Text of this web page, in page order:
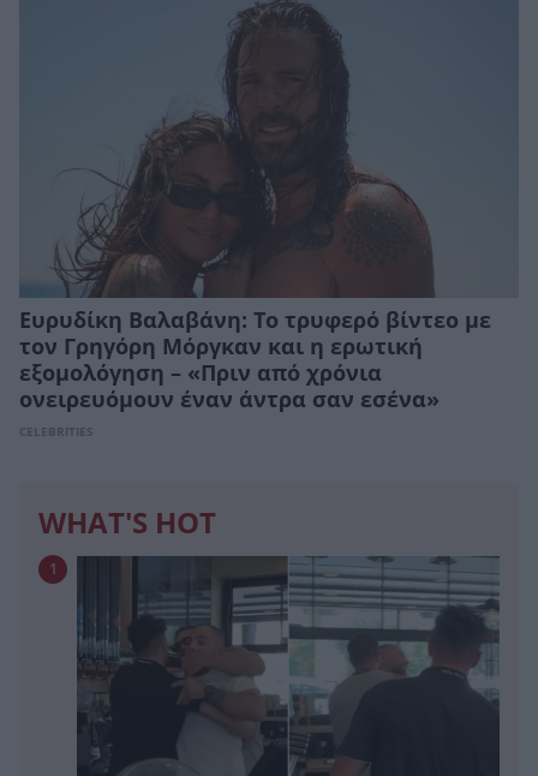
Ευρυδίκη Βαλαβάνη: Το τρυφερό βίντεο με
τον Γρηγόρη Μόργκαν και η ερωτική
εξομολόγηση – «Πριν από χρόνια
ονειρευόμουν έναν άντρα σαν εσένα»
CELEBRITIES
WHAT'S HOT
1